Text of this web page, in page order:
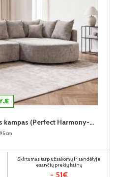
STRADA-N (IV gr.) minkštas kampas (Perfect Harmony-04) D
Skirtumas tarp užsakomų ir sandėlyje
esančių prekių kainų
- 51€